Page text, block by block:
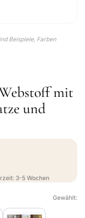
Beispiele, Farben
mit
und
3-5 Wochen
Gewählt: